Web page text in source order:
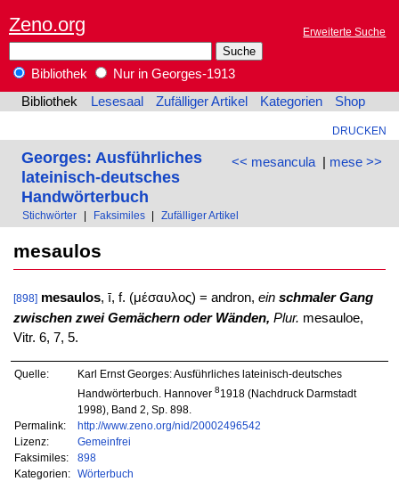
Zeno.org Erweiterte Suche
Bibliothek
Nur in Georges-1913
Bibliothek
Lesesaal Zufälliger Artikel Kategorien Shop
DRUCKEN
<< mesancula| mese >>
Georges: Ausführliches
lateinisch-deutsches
Handwörterbuch
Stichwörter Faksimiles Zufälliger Artikel
mesaulos
[898] mesaulos, ī, f. (μέσαυλος) = andron, ein schmaler Gang
zwischen zwei Gemächern oder Wänden, Plur. mesauloe,
Vitr. 6, 7, 5.
Quelle:
Karl Ernst Georges: Ausführliches lateinisch-deutsches
Handwörterbuch. Hannover 81918 (Nachdruck Darmstadt
1998), Band 2, Sp. 898.
Permalink:
http://www.zeno.org/nid/20002496542
Lizenz:
Gemeinfrei
Faksimiles:
898
Kategorien:
Wörterbuch